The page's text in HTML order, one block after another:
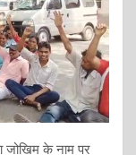
जोखिम के नाम पर